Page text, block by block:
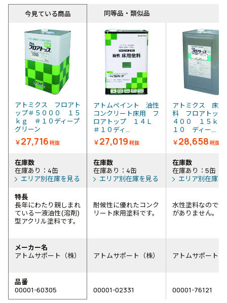
今見ている商品 同等品・類似品
アトミクス フロアト
ップ＃５０００ １５
ｋｇ ＃１０ディープ
グリーン
￥27,716 税抜
アトムペイント 油性
コンクリート床用 フ
ロアトップ １４Ｌ
＃１０ディ...
￥27,019 税抜
アトミクス 床用
料 フロアトップ
４００ １５ｋ
１０ ディー...
￥28,658 税抜
在庫数
在庫あり：4缶
エリア別在庫を見る
在庫数
在庫あり：4缶
エリア別在庫を見る
在庫数
在庫あり：5缶
エリア別在庫を
特長
長年にわたり親しまれ
ている一液油性(溶剤)
型アクリル塗料です。
耐候性に優れたコンク
リート床用塗料です。
水性塗料なので溶
がありません。
メーカー名
アトムサポート（株）
アトムサポート（株） アトムサポート（
品番
00001-60305
00001-02331 00001-76121